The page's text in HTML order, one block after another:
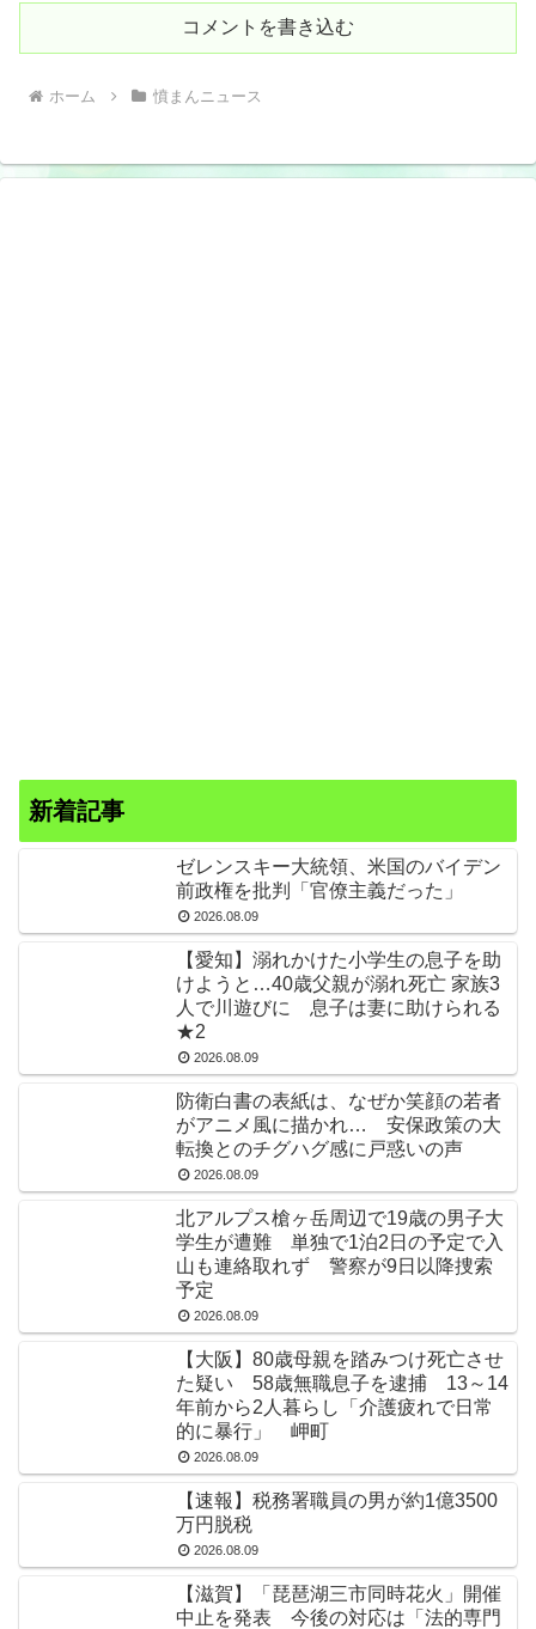
コメントを書き込む
ホーム 憤まんニュース
新着記事
ゼレンスキー大統領、米国のバイデン
前政権を批判「官僚主義だった」
2026.08.09
【愛知】溺れかけた小学生の息子を助
けようと…40歳父親が溺れ死亡 家族3
人で川遊びに 息子は妻に助けられる
★2
2026.08.09
防衛白書の表紙は、なぜか笑顔の若者
がアニメ風に描かれ… 安保政策の大
転換とのチグハグ感に戸惑いの声
2026.08.09
北アルプス槍ヶ岳周辺で19歳の男子大
学生が遭難 単独で1泊2日の予定で入
山も連絡取れず 警察が9日以降捜索
予定
2026.08.09
【大阪】80歳母親を踏みつけ死亡させ
た疑い 58歳無職息子を逮捕 13～14
年前から2人暮らし「介護疲れで日常
的に暴行」 岬町
2026.08.09
【速報】税務署職員の男が約1億3500
万円脱税
2026.08.09
【滋賀】「琵琶湖三市同時花火」開催
中止を発表 今後の対応は「法的専門